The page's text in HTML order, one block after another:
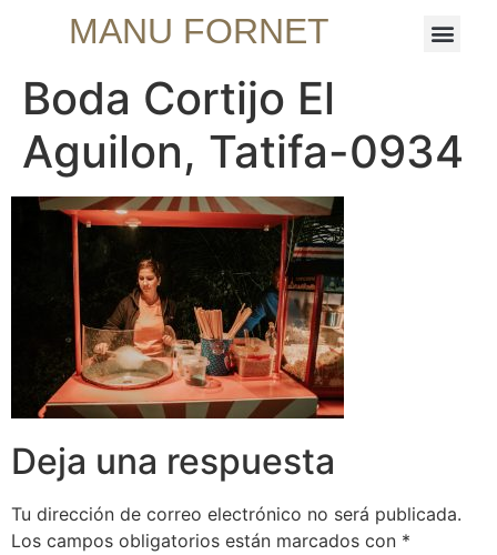
MANU FORNET
Boda Cortijo El
Aguilon, Tatifa-0934
Deja una respuesta
Tu dirección de correo electrónico no será publicada.
Los campos obligatorios están marcados con *